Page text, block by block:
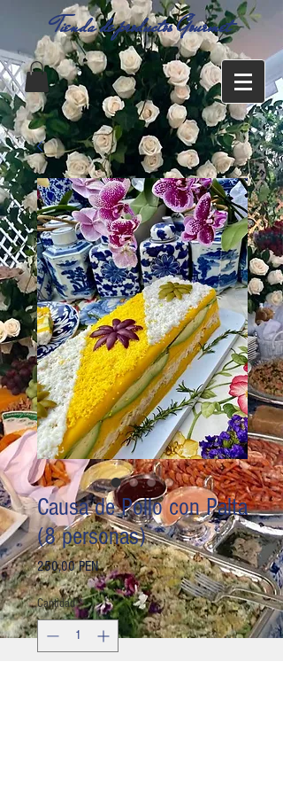
Tienda de productos Gourmet
Causa de Pollo con Palta
(8 personas)
250,00 PENPrecio
Cantidad *